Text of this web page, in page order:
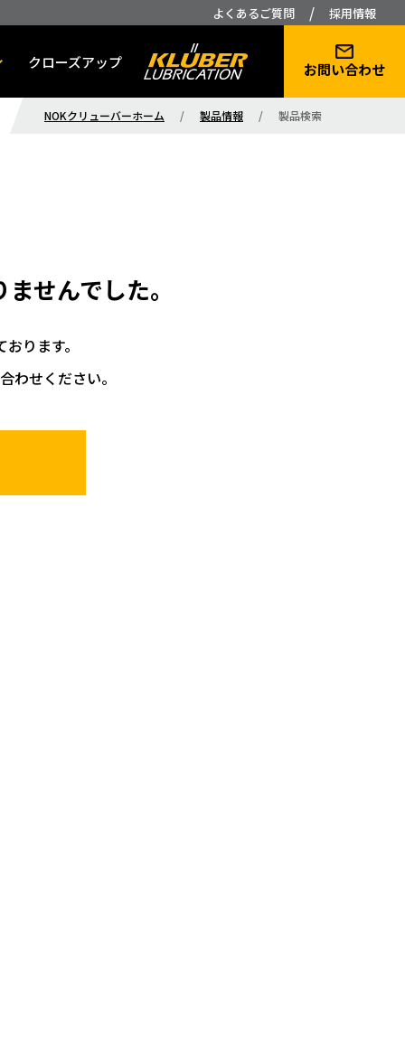
よくあるご質問 / 採用情報
クローズアップ お問い合わせ
NOKクリューバーホーム / 製品情報 / 製品検索
せんでした。
ります。
わせください。